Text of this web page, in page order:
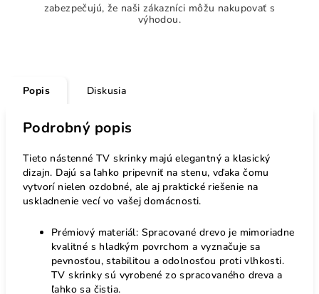
zabezpečujú, že naši zákazníci môžu nakupovať s
výhodou.
Popis Diskusia
Podrobný popis
Tieto nástenné TV skrinky majú elegantný a klasický
dizajn. Dajú sa ľahko pripevniť na stenu, vďaka čomu
vytvorí nielen ozdobné, ale aj praktické riešenie na
uskladnenie vecí vo vašej domácnosti.
Prémiový materiál: Spracované drevo je mimoriadne
kvalitné s hladkým povrchom a vyznačuje sa
pevnosťou, stabilitou a odolnosťou proti vlhkosti.
TV skrinky sú vyrobené zo spracovaného dreva a
ľahko sa čistia.